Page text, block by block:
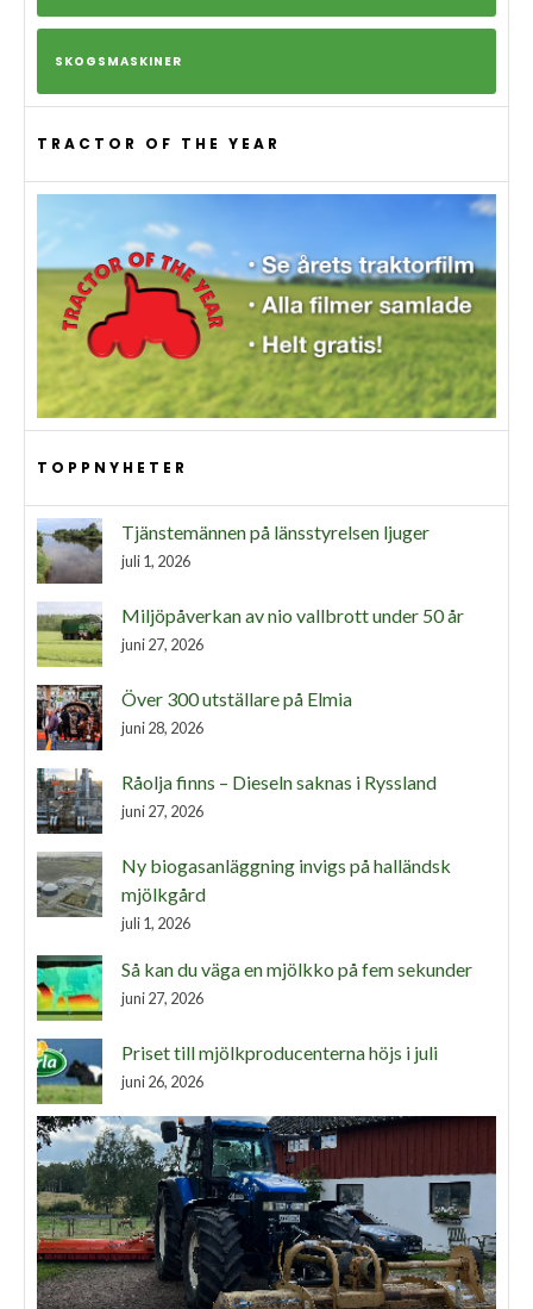
SKOGSMASKINER
TRACTOR OF THE YEAR
TOPPNYHETER
Tjänstemännen på länsstyrelsen ljuger
juli 1, 2026
Miljöpåverkan av nio vallbrott under 50 år
juni 27, 2026
Över 300 utställare på Elmia
juni 28, 2026
Råolja finns – Dieseln saknas i Ryssland
juni 27, 2026
Ny biogasanläggning invigs på halländsk
mjölkgård
juli 1, 2026
Så kan du väga en mjölkko på fem sekunder
juni 27, 2026
Priset till mjölkproducenterna höjs i juli
juni 26, 2026